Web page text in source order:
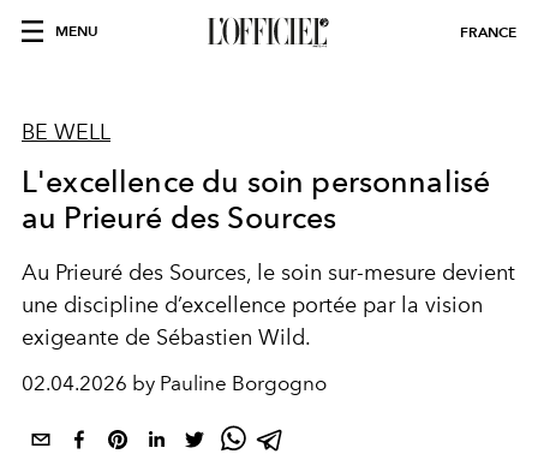
MENU FRANCE
BE WELL
L'excellence du soin personnalisé
au Prieuré des Sources
Au Prieuré des Sources, le soin sur-mesure devient
une discipline d’excellence portée par la vision
exigeante de Sébastien Wild.
02.04.2026 by Pauline Borgogno